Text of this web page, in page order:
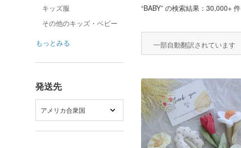
キッズ服
その他のキッズ・ベビー
もっとみる
発送先
アメリカ合衆国
“BABY” の検索結果：30,000+ 件
一部自動翻訳されています